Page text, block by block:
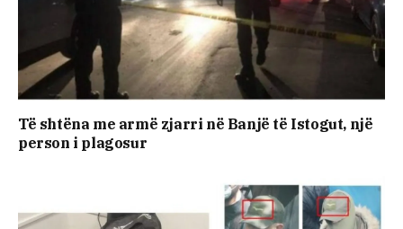
Të shtëna me armë zjarri në Banjë të Istogut, një
person i plagosur